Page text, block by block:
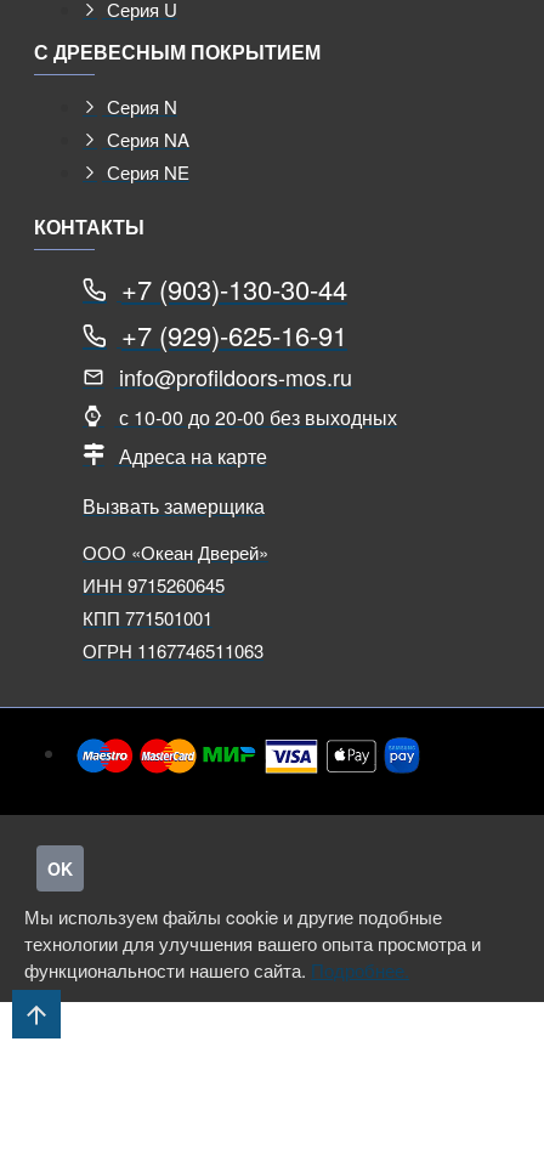
Серия U
С ДРЕВЕСНЫМ ПОКРЫТИЕМ
Серия N
Серия NA
Серия NE
КОНТАКТЫ
+7 (903)-130-30-44
+7 (929)-625-16-91
info@profildoors-mos.ru
с 10-00 до 20-00 без выходных
Адреса на карте
Вызвать замерщика
ООО «Океан Дверей»
ИНН 9715260645
КПП 771501001
ОГРН 1167746511063
OK
Мы используем файлы cookie и другие подобные
технологии для улучшения вашего опыта просмотра и
функциональности нашего сайта. Подробнее.